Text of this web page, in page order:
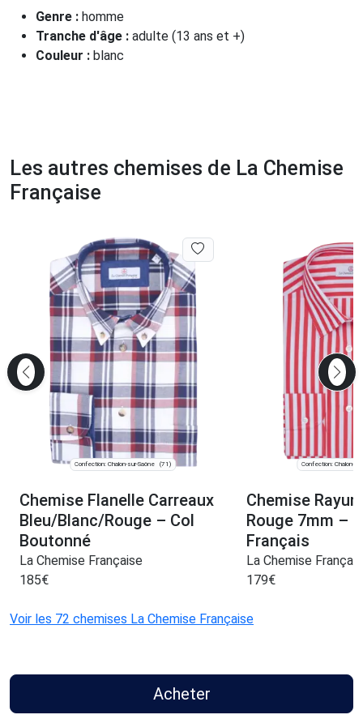
Genre : homme
Tranche d'âge : adulte (13 ans et +)
Couleur : blanc
Les autres chemises de La Chemise
Française
Confection: Chalon-sur-Saône (71)
Chemise Flanelle Carreaux
Bleu/Blanc/Rouge – Col
Boutonné
La Chemise Française
185€
Confection: Chalon-
Chemise
Rouge 7mm –
Français
La Chemise
179€
Voir les 72 chemises La Chemise Française
Acheter